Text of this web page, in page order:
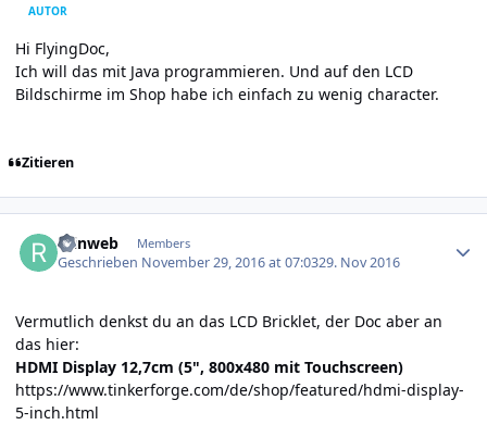
AUTOR
Hi FlyingDoc,
Ich will das mit Java programmieren. Und auf den LCD
Bildschirme im Shop habe ich einfach zu wenig character.
Zitieren
reinweb Members
Geschrieben November 29, 2016 at 07:0329. Nov 2016
Vermutlich denkst du an das LCD Bricklet, der Doc aber an
das hier:
HDMI Display 12,7cm (5", 800x480 mit Touchscreen)
https://www.tinkerforge.com/de/shop/featured/hdmi-display-
5-inch.html